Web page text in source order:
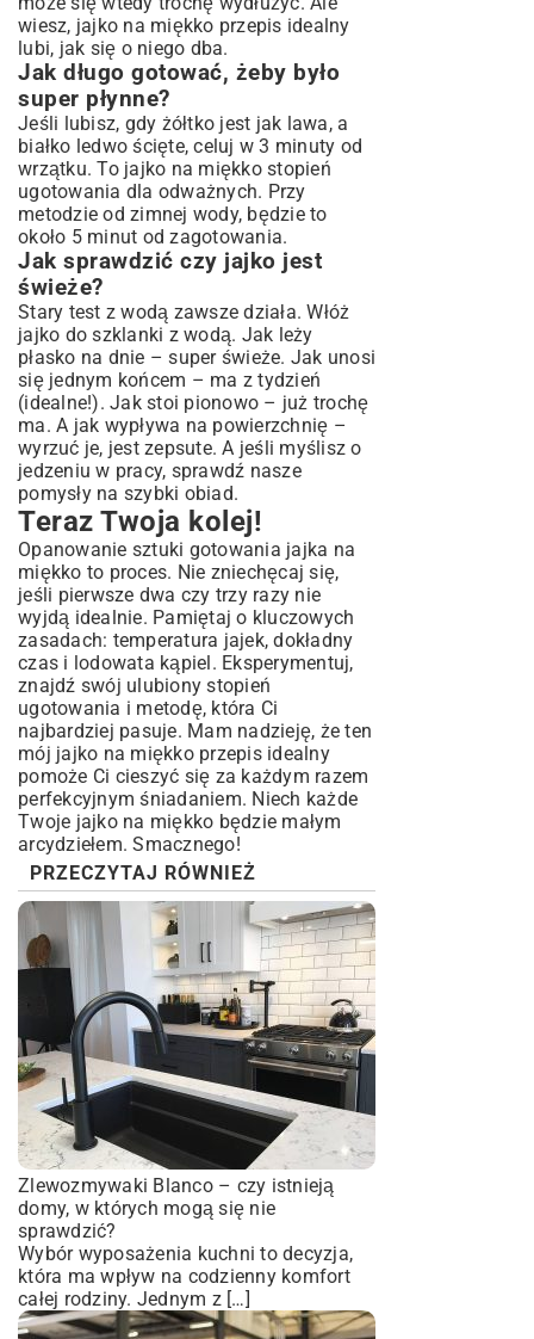
wiesz, jajko na miękko przepis idealny
lubi, jak się o niego dba.
Jak długo gotować, żeby było
super płynne?
Jeśli lubisz, gdy żółtko jest jak lawa, a
białko ledwo ścięte, celuj w 3 minuty od
wrzątku. To jajko na miękko stopień
ugotowania dla odważnych. Przy
metodzie od zimnej wody, będzie to
około 5 minut od zagotowania.
Jak sprawdzić czy jajko jest
świeże?
Stary test z wodą zawsze działa. Włóż
jajko do szklanki z wodą. Jak leży
płasko na dnie – super świeże. Jak unosi
się jednym końcem – ma z tydzień
(idealne!). Jak stoi pionowo – już trochę
ma. A jak wypływa na powierzchnię –
wyrzuć je, jest zepsute. A jeśli myślisz o
jedzeniu w pracy, sprawdź nasze
pomysły na szybki obiad.
Teraz Twoja kolej!
Opanowanie sztuki gotowania jajka na
miękko to proces. Nie zniechęcaj się,
jeśli pierwsze dwa czy trzy razy nie
wyjdą idealnie. Pamiętaj o kluczowych
zasadach: temperatura jajek, dokładny
czas i lodowata kąpiel. Eksperymentuj,
znajdź swój ulubiony stopień
ugotowania i metodę, która Ci
najbardziej pasuje. Mam nadzieję, że ten
mój jajko na miękko przepis idealny
pomoże Ci cieszyć się za każdym razem
perfekcyjnym śniadaniem. Niech każde
Twoje jajko na miękko będzie małym
arcydziełem. Smacznego!
PRZECZYTAJ RÓWNIEŻ
Zlewozmywaki Blanco – czy istnieją
domy, w których mogą się nie
sprawdzić?
Wybór wyposażenia kuchni to decyzja,
która ma wpływ na codzienny komfort
całej rodziny. Jednym z […]